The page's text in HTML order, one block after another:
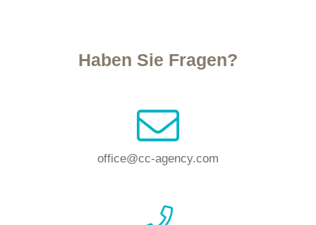
Haben Sie Fragen?
office@cc-agency.com